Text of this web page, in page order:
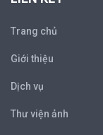
Trang chủ
Giới thiệu
Dịch vụ
Thư viện ảnh